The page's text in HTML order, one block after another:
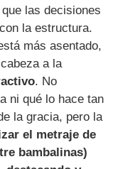
las decisiones
la estructura.
más asentado,
a la
. No
ni qué lo hace tan
la gracia, pero la
el metraje de
bambalinas)